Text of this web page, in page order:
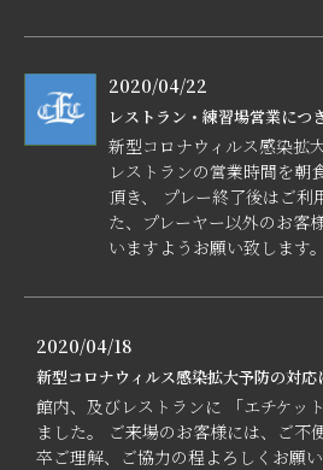
2020/04/22
レストラン・練習場営業につ
新型コロナウィルス感染拡
レストランの営業時間を朝
頂き、 プレー終了後はご利
た、プレーヤー以外のお客
いますようお願い致します
2020/04/18
新型コロナウィルス感染拡大予防の対応
館内、及びレストランに 「エチケッ
ました。 ご来場のお客様には、ご不
卒ご理解、ご協力の程よろしくお願い